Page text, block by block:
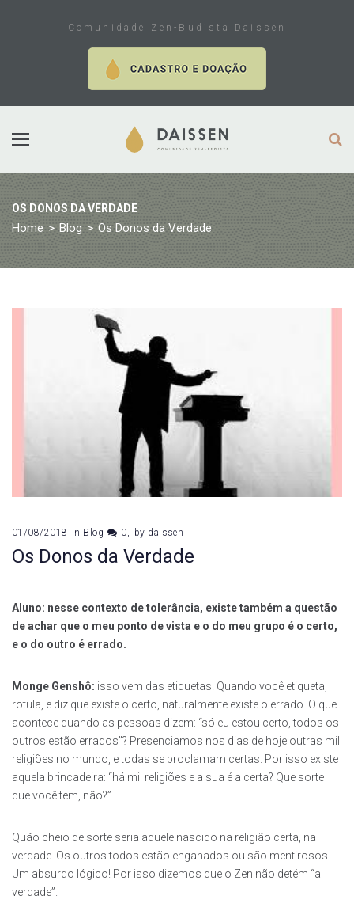
Comunidade Zen-Budista Daissen
OS DONOS DA VERDADE
Home > Blog > Os Donos da Verdade
01/08/2018 in Blog 0 by daissen
Os Donos da Verdade
Aluno: nesse contexto de tolerância, existe também a questão
de achar que o meu ponto de vista e o do meu grupo é o certo,
e o do outro é errado.
Monge Genshô: isso vem das etiquetas. Quando você etiqueta,
rotula, e diz que existe o certo, naturalmente existe o errado. O que
acontece quando as pessoas dizem: “só eu estou certo, todos os
outros estão errados”? Presenciamos nos dias de hoje outras mil
religiões no mundo, e todas se proclamam certas. Por isso existe
aquela brincadeira: “há mil religiões e a sua é a certa? Que sorte
que você tem, não?”.
Quão cheio de sorte seria aquele nascido na religião certa, na
verdade. Os outros todos estão enganados ou são mentirosos.
Um absurdo lógico! Por isso dizemos que o Zen não detém “a
verdade”.